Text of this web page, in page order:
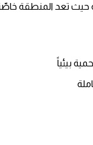
حيث تعد المنطقة
بيئياً